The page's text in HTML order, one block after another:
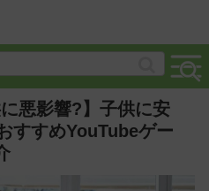
悪影響?】子供に安
すすめYouTubeゲー